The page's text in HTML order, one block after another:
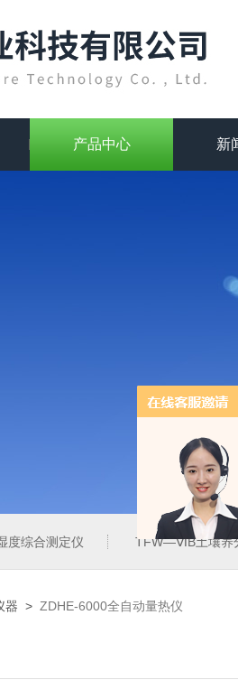
产品中心 新
度综合测定仪 TFW—ⅥB土壤养
器 > ZDHE-6000全自动量热仪